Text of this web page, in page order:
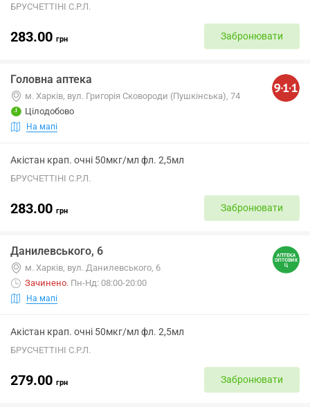
БРУСЧЕТТІНІ С.Р.Л.
283.00 грн Забронювати
Головна аптека
м. Харків, вул. Григорія Сковороди (Пушкінська), 74
Цілодобово
На мапі
Акістан крап. очні 50мкг/мл фл. 2,5мл
БРУСЧЕТТІНІ С.Р.Л.
283.00 грн Забронювати
Данилевського, 6
м. Харків, вул. Данилевського, 6
Зачинено. Пн-Нд: 08:00-20:00
На мапі
Акістан крап. очні 50мкг/мл фл. 2,5мл
БРУСЧЕТТІНІ С.Р.Л.
279.00 грн Забронювати